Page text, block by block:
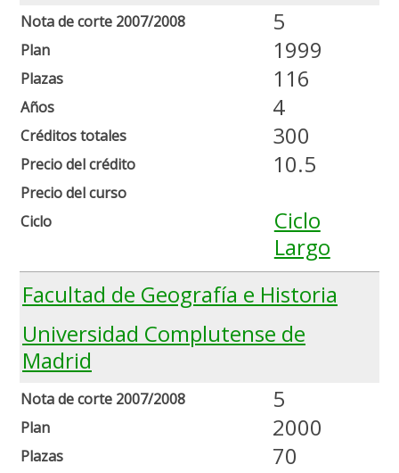
Nota de corte 2007/2008
Plan
Plazas
Años
Créditos totales
Precio del crédito
Precio del curso
Ciclo
5
1999
116
4
300
10.5
Ciclo
Largo
Facultad de Geografía e Historia
Universidad Complutense de
Madrid
Nota de corte 2007/2008
Plan
Plazas
5
2000
70